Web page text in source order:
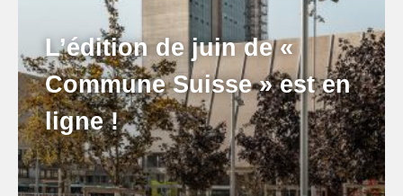
L’édition de juin de «
Commune Suisse » est en
ligne !